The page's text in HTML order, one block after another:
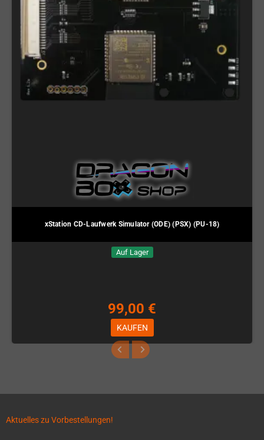
xStation CD-Laufwerk Simulator (ODE) (PSX) (PU-18)
Auf Lager
99,00 €
KAUFEN
Aktuelles zu Vorbestellungen!